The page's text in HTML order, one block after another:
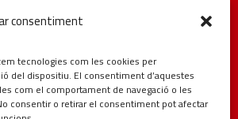
consentiment
tecnologies com les cookies per
del dispositiu. El consentiment d’aquestes
com el comportament de navegació o les
consentir o retirar el consentiment pot afectar
#distribucionstaqui #restauracio